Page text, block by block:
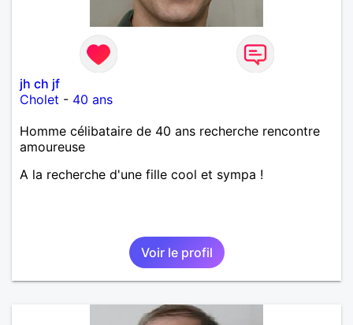
jh ch jf
Cholet - 40 ans
Homme célibataire de 40 ans recherche rencontre
amoureuse
A la recherche d'une fille cool et sympa !
Voir le profil